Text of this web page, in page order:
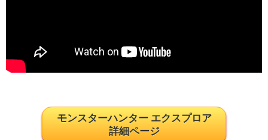
モンスターハンター エクスプロア
詳細ページ